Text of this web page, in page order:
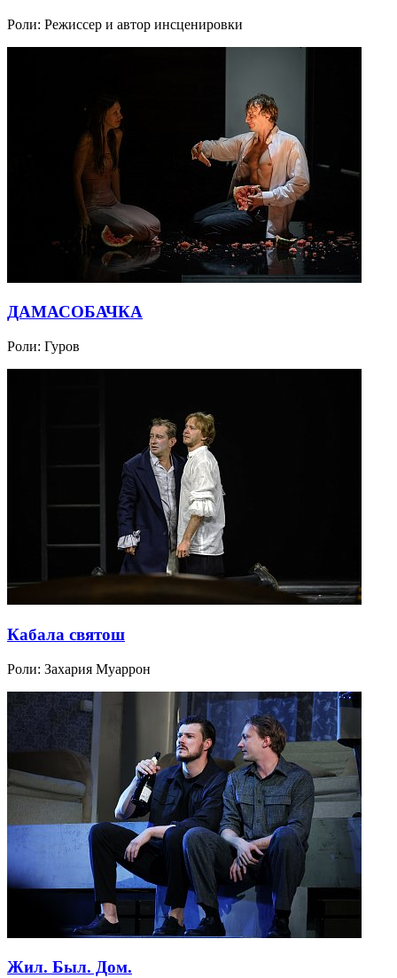
Роли: Режиссер и автор инсценировки
ДАМАСОБАЧКА
Роли: Гуров
Кабала святош
Роли: Захария Муаррон
Жил. Был. Дом.